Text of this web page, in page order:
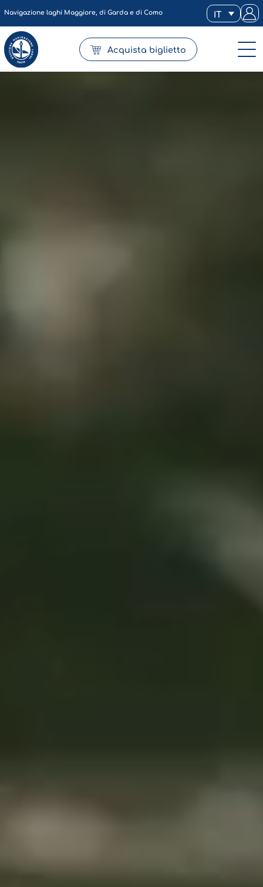
Navigazione laghi Maggiore, di Garda e di Como IT
Acquista biglietto